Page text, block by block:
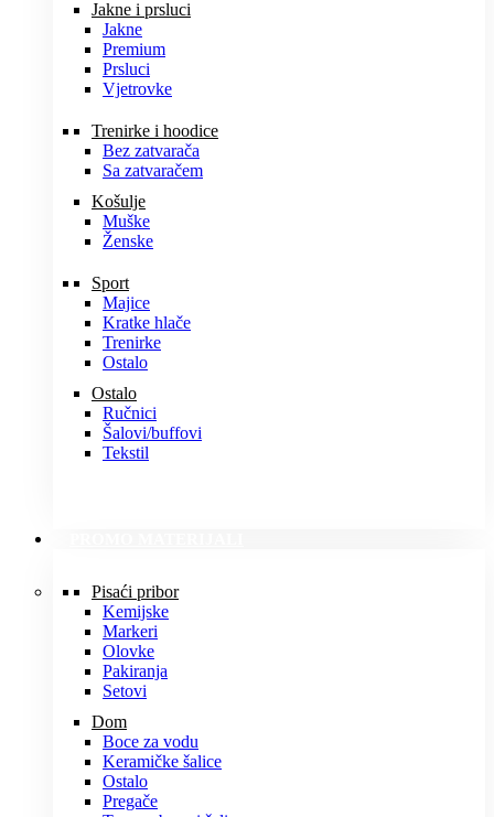
Jakne i prsluci
Jakne
Premium
Prsluci
Vjetrovke
Trenirke i hoodice
Bez zatvarača
Sa zatvaračem
Košulje
Muške
Ženske
Sport
Majice
Kratke hlače
Trenirke
Ostalo
Ostalo
Ručnici
Šalovi/buffovi
Tekstil
Pisaći pribor
Kemijske
Markeri
Olovke
Pakiranja
Setovi
Dom
Boce za vodu
Keramičke šalice
Ostalo
Pregače